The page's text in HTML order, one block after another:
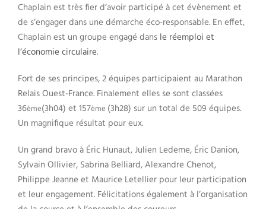
Chaplain est très fier d’avoir participé à cet évènement et
de s’engager dans une démarche éco-responsable. En effet,
Chaplain est un groupe engagé dans le réemploi et
l’économie circulaire.
Fort de ses principes, 2 équipes participaient au Marathon
Relais Ouest-France. Finalement elles se sont classées
36ème(3h04) et 157ème (3h28) sur un total de 509 équipes.
Un magnifique résultat pour eux.
Un grand bravo à Éric Hunaut, Julien Ledeme, Éric Danion,
Sylvain Ollivier, Sabrina Belliard, Alexandre Chenot,
Philippe Jeanne et Maurice Letellier pour leur participation
et leur engagement. Félicitations également à l’organisation